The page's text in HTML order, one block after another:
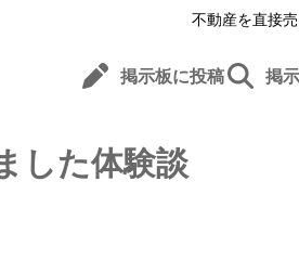
不動産を直接
掲示板に投稿 掲
した体験談